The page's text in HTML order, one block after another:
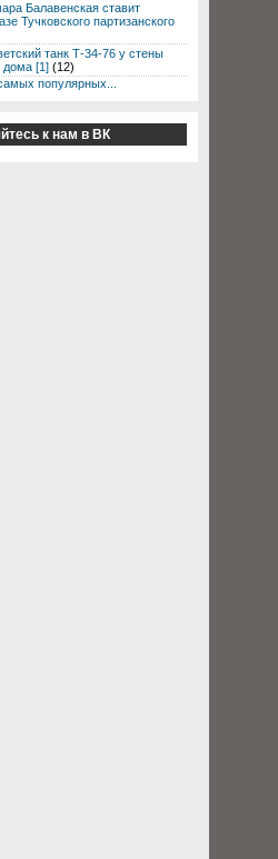
Балавенская ставит
Тучковского партизанского
танк Т-34-76 у стены
дома [1] (12)
популярных...
к нам в ВК